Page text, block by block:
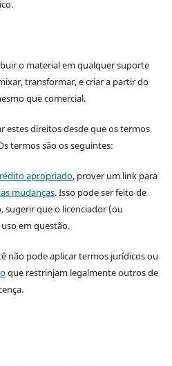
o material em qualquer suporte
transformar, e criar a partir do
que comercial.
estes direitos desde que os termos
termos são os seguintes:
apropriado, prover um link para
mudanças. Isso pode ser feito de
sugerir que o licenciador (ou
em questão.
não pode aplicar termos jurídicos ou
que restrinjam legalmente outros de